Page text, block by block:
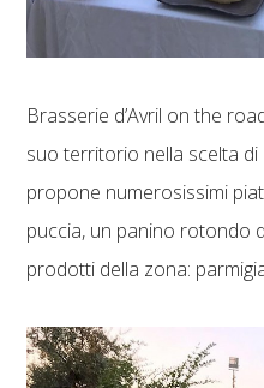
Brasserie d’Avril on the
suo territorio nella scelta
propone numerosissimi
puccia, un panino rotondo
prodotti della zona: